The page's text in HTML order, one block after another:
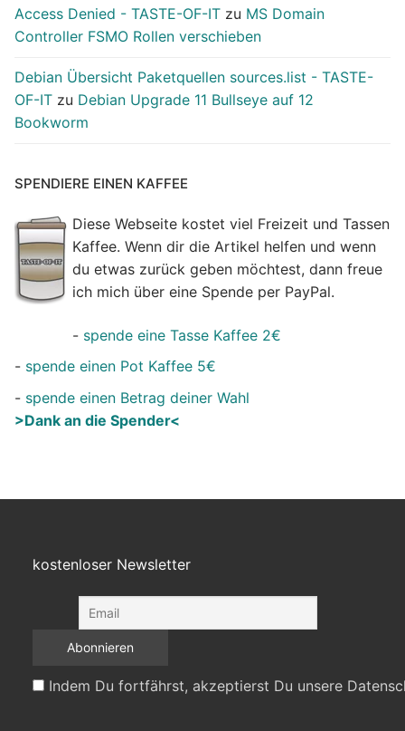
Access Denied - TASTE-OF-IT zu MS Domain
Controller FSMO Rollen verschieben
Debian Übersicht Paketquellen sources.list - TASTE-
OF-IT zu Debian Upgrade 11 Bullseye auf 12
Bookworm
SPENDIERE EINEN KAFFEE
Diese Webseite kostet viel Freizeit und Tassen
Kaffee. Wenn dir die Artikel helfen und wenn
du etwas zurück geben möchtest, dann freue
ich mich über eine Spende per PayPal.
- spende eine Tasse Kaffee 2€
- spende einen Pot Kaffee 5€
- spende einen Betrag deiner Wahl
>Dank an die Spender<
kostenloser Newsletter
Indem Du fortfährst, akzeptierst Du unsere